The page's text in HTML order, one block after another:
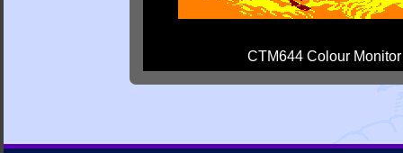
CTM644 Colour Monitor